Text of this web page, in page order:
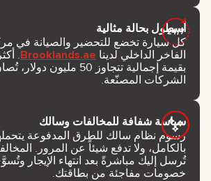
أسطول بحالة مثالية
كل سيارة تخضع للتحضير والصيانة في
الفاخر الداخلي لدينا Brooklands.ae
بقيمة إجمالية تتجاوز 50
الشركات المصنّعة.
سياسة شفافة للمخالفات وسالك
بالكامل، ولا تدفع شيئاً عن المرور.
تُرسل إليك مباشرةً بعد انتهاء الإيجار
خصومات مفاجئة من بطاقتك.